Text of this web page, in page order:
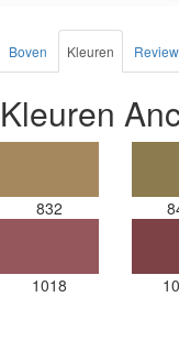
Boven Kleuren
Kleuren
832
1018